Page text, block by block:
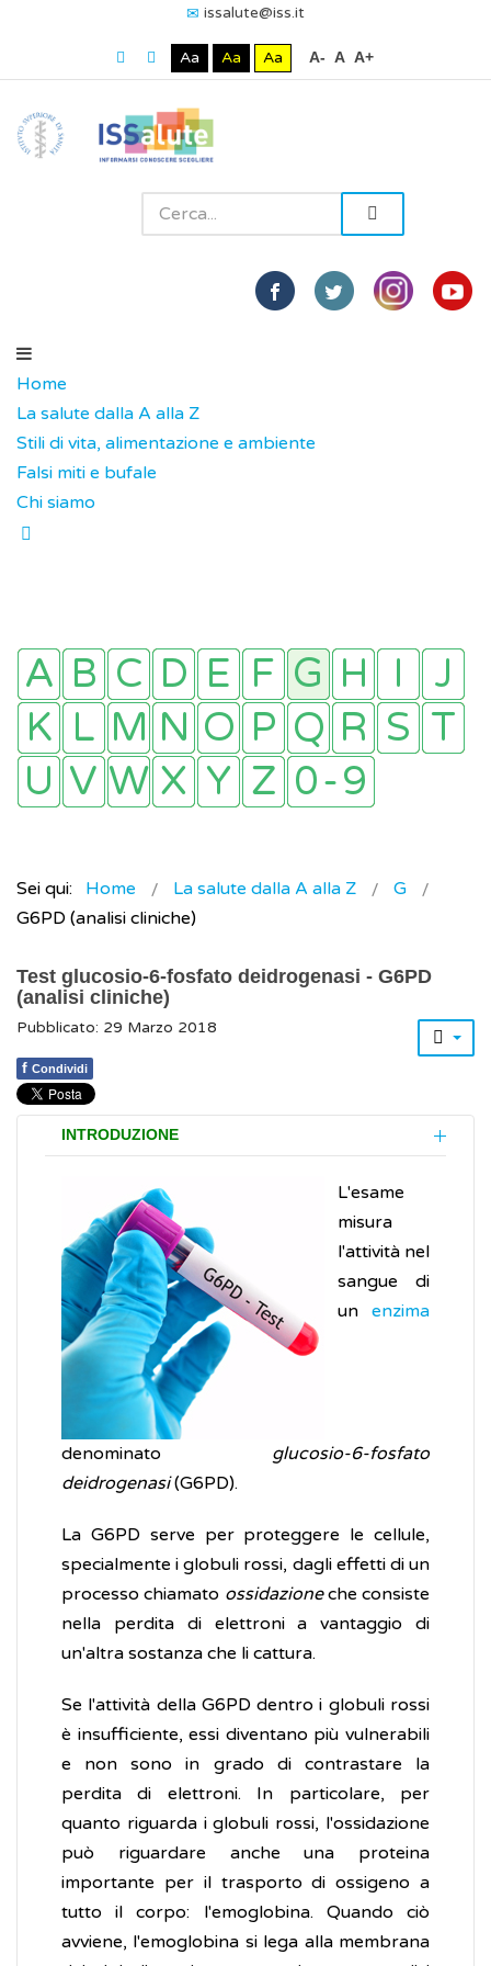
issalute@iss.it
Aa Aa Aa A- A A+
Home
La salute dalla A alla Z
Stili di vita, alimentazione e ambiente
Falsi miti e bufale
Chi siamo
Sei qui: Home La salute dalla A alla Z
G
G6PD (analisi cliniche)
Test glucosio-6-fosfato deidrogenasi - G6PD
(analisi cliniche)
Pubblicato: 29 Marzo 2018
f Condividi
INTRODUZIONE
L'esame
misura
l'attività nel
sangue di
un enzima
denominato glucosio-6-fosfato
deidrogenasi(G6PD).
La G6PD serve per proteggere le cellule,
specialmente i globuli rossi, dagli effetti di un
processo chiamato ossidazioneche consiste
nella perdita di elettroni a vantaggio di
un'altra sostanza che li cattura.
Se l'attività della G6PD dentro i globuli rossi
è insufficiente, essi diventano più vulnerabili
e non sono in grado di contrastare la
perdita di elettroni. In particolare, per
quanto riguarda i globuli rossi, l'ossidazione
può riguardare anche una proteina
importante per il trasporto di ossigeno a
tutto il corpo: l'emoglobina. Quando ciò
avviene, l'emoglobina si lega alla membrana